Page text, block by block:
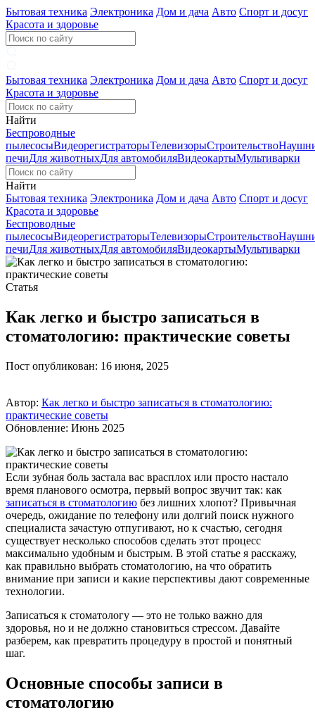
Бытовая техника Электроника Дом и дача Авто Спорт и досуг
Красота и здоровье
Бытовая техника Электроника Дом и дача Авто Спорт и досуг
Красота и здоровье
Найти
Беспроводные
пылесосыВидеорегистраторыТелевизорыСтроительство
печиДля животныхДля автомобиляВидеокартыМультиварки
Найти
Бытовая техника Электроника Дом и дача Авто Спорт и досуг
Красота и здоровье
Беспроводные
пылесосыВидеорегистраторыТелевизорыСтроительство
печиДля животныхДля автомобиляВидеокартыМультиварки
Статья
Как легко и быстро записаться в
стоматологию: практические советы
Пост опубликован: 16 июня, 2025
Автор: Как легко и быстро записаться в стоматологию:
практические советы
Обновление: Июнь 2025
Если зубная боль застала вас врасплох или просто настало
время планового осмотра, первый вопрос звучит так: как
записаться в стоматологию без лишних хлопот? Привычная
очередь, ожидание по телефону или долгий поиск нужного
специалиста зачастую отпугивают, но к счастью, сегодня
существует несколько способов сделать этот процесс
максимально удобным и быстрым. В этой статье я расскажу,
как правильно выбрать стоматологию, на что обратить
внимание при записи и какие перспективы дают современные
технологии.
Записаться к стоматологу — это не только важно для
здоровья, но и не должно становиться стрессом. Давайте
разберем, как превратить процедуру в простой и понятный
шаг.
Основные способы записи в
стоматологию